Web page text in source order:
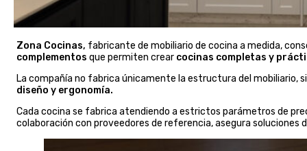
Zona Cocinas, fabricante de mobiliario de cocina a medida,
complementos que permiten crear cocinas completas y
La compañía no fabrica únicamente la estructura del mobiliario,
diseño y ergonomía.
Cada cocina se fabrica atendiendo a estrictos parámetros de
colaboración con proveedores de referencia, asegura